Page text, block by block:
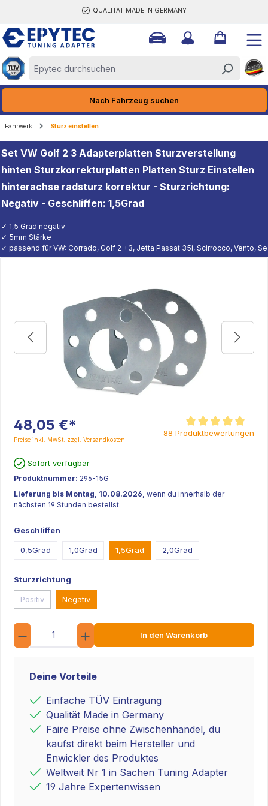
QUALITÄT MADE IN GERMANY
Nach Fahrzeug suchen
Fahrwerk Sturz einstellen
Set VW Golf 2 3 Adapterplatten Sturzverstellung
hinten Sturzkorrekturplatten Platten Sturz Einstellen
hinterachse radsturz korrektur - Sturzrichtung:
Negativ - Geschliffen: 1,5Grad
✓ 1,5 Grad negativ
✓ 5mm Stärke
✓ passend für VW: Corrado, Golf 2 +3, Jetta Passat 35i, Scirrocco, Vento,
48,05 €*
Preise inkl. MwSt. zzgl. Versandkosten
Durchschnittliche
88 Produktbewertungen
Sofort verfügbar
Produktnummer: 296-15G
Lieferung bis Montag, 10.08.2026, wenn du innerhalb der
nächsten 19 Stunden bestellst.
Geschliffen
0,5Grad 1,0Grad 1,5Grad 2,0Grad
Sturzrichtung
Positiv Negativ
Anzahl
In den Warenkorb
Deine Vorteile
Einfache TÜV Eintragung
Qualität Made in Germany
Faire Preise ohne Zwischenhandel, du
kaufst direkt beim Hersteller und
Enwickler des Produktes
Weltweit Nr 1 in Sachen Tuning Adapter
19 Jahre Expertenwissen